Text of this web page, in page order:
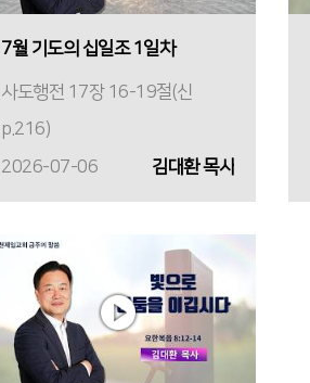
7월 기도의 십일조 1일차
사도행전 17장 16-19절(신
p.216)
2026-07-06
김대환 목사